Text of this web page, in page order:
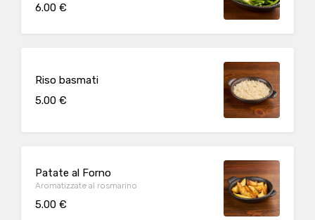
6.00 €
Riso basmati
5.00 €
Patate al Forno
Aromatizzate al rosmarino
5.00 €